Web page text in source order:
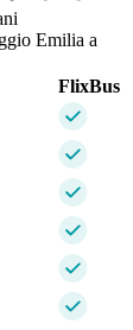
Emilia a
FlixBus